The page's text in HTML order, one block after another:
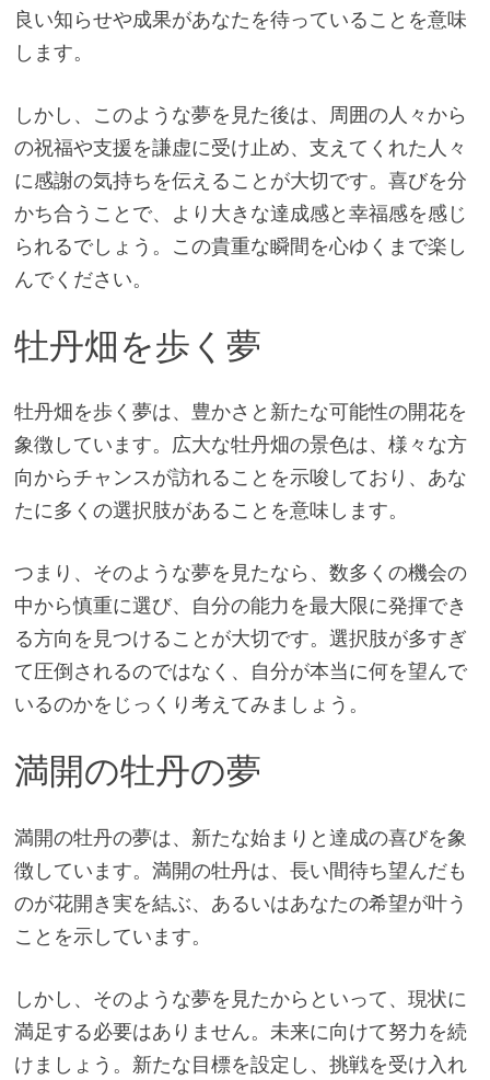
良い知らせや成果があなたを待っていることを意味
します。
しかし、このような夢を見た後は、周囲の人々から
の祝福や支援を謙虚に受け止め、支えてくれた人々
に感謝の気持ちを伝えることが大切です。喜びを分
かち合うことで、より大きな達成感と幸福感を感じ
られるでしょう。この貴重な瞬間を心ゆくまで楽し
んでください。
牡丹畑を歩く夢
牡丹畑を歩く夢は、豊かさと新たな可能性の開花を
象徴しています。広大な牡丹畑の景色は、様々な方
向からチャンスが訪れることを示唆しており、あな
たに多くの選択肢があることを意味します。
つまり、そのような夢を見たなら、数多くの機会の
中から慎重に選び、自分の能力を最大限に発揮でき
る方向を見つけることが大切です。選択肢が多すぎ
て圧倒されるのではなく、自分が本当に何を望んで
いるのかをじっくり考えてみましょう。
満開の牡丹の夢
満開の牡丹の夢は、新たな始まりと達成の喜びを象
徴しています。満開の牡丹は、長い間待ち望んだも
のが花開き実を結ぶ、あるいはあなたの希望が叶う
ことを示しています。
しかし、そのような夢を見たからといって、現状に
満足する必要はありません。未来に向けて努力を続
けましょう。新たな目標を設定し、挑戦を受け入れ